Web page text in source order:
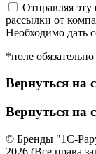
Отправляя
рассылки от
Необходимо дать
*поле
Вернуться на
Вернуться на
© Бренды "1С-
2026 (Все права